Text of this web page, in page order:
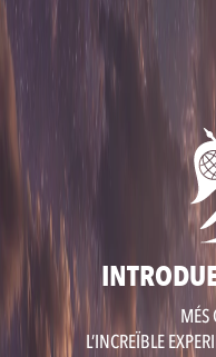
MÉS
L’INCREÏBLE